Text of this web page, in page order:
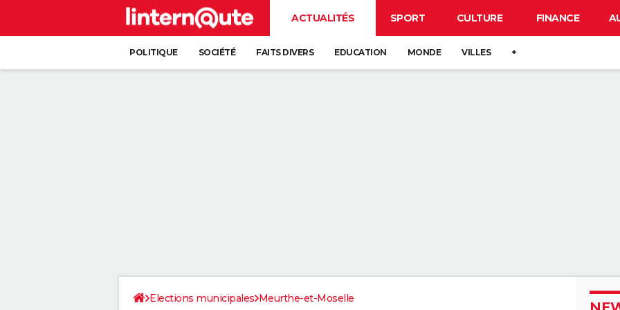
ACTUALITÉS SPORT CULTURE FINANCE
POLITIQUE SOCIÉTÉ FAITS DIVERS EDUCATION MONDE VILLES +
Elections municipales Meurthe-et-Moselle